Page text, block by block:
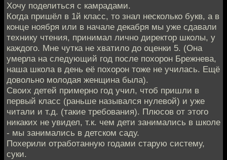
Хочу поделиться с камрадами.
Когда пришёл в 1й класс, то знал несколько букв, а в
конце ноября или в начале декабря мы уже сдавали
технику чтения, принимал лично директор школы, у
каждого. Мне чутка не хватило до оценки 5. (Она
умерла на следующий год после похорон Брежнева,
наша школа в день её похорон тоже не училась. Ещё
довольно молодая женщина была).
Своих детей примерно год учил, чтоб пришли в
первый класс (раньше назывался нулевой) и уже
читали и т.д. (такие требования). Плюсов от этого
никаких не увидел, т.к. чем дети занимались в школе
- мы занимались в детском саду.
Похерили отработанную годами старую систему,
суки.